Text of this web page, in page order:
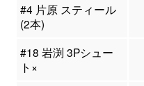
#4 片原 スティール
(2本)
#18 岩渕 3Pシュー
ト×